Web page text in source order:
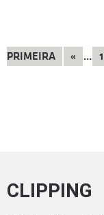
PRIMEIRA
« ...
CLIPPING